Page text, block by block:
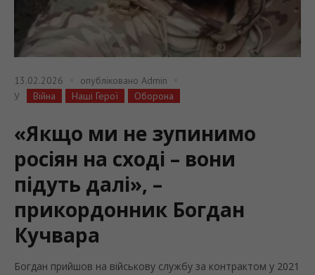
13.02.2026 опубліковано Admin
У
Війна Наші Герої Оборона
«Якщо ми не зупинимо
росіян на сході – вони
підуть далі», –
прикордонник Богдан
Кучвара
Богдан прийшов на військову службу за контрактом у 2021